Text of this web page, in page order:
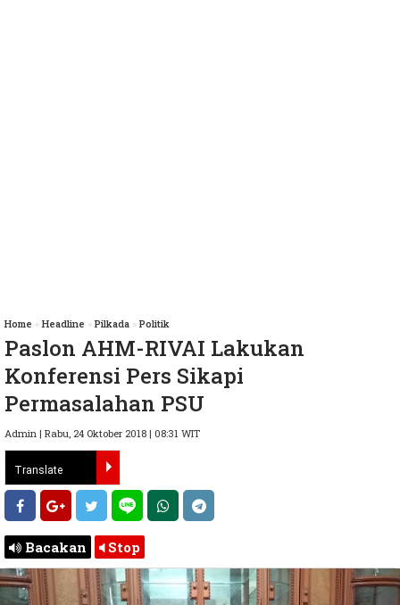
Home » Headline » Pilkada » Politik
Paslon AHM-RIVAI Lakukan
Konferensi Pers Sikapi
Permasalahan PSU
Admin | Rabu, 24 Oktober 2018 | 08:31 WIT
Bacakan Stop